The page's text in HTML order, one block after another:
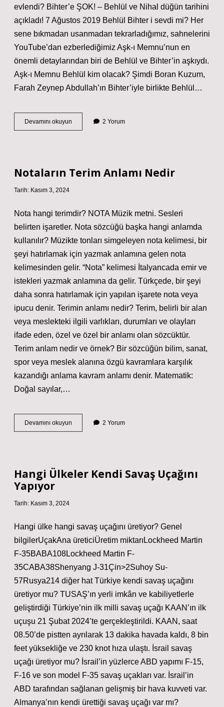
evlendi? Bihter’e ŞOK! – Behlül ve Nihal düğün tarihini
açıkladı! 7 Ağustos 2019 Behlül Bihter i sevdi mi? Her
sene bıkmadan usanmadan tekrarladığımız, sahnelerini
YouTube’dan ezberlediğimiz Aşk-ı Memnu’nun en
önemli detaylarından biri de Behlül ve Bihter’in aşkıydı.
Aşk-ı Memnu Behlül kim olacak? Şimdi Boran Kuzum,
Farah Zeynep Abdullah’ın Bihter’iyle birlikte Behlül…
Devamını okuyun
Kime
2 Yorum
Notaların Terim Anlamı Nedir
Tarih: Kasım 3, 2024
Nota hangi terimdir? NOTA Müzik metni. Sesleri
belirten işaretler. Nota sözcüğü başka hangi anlamda
kullanılır? Müzikte tonları simgeleyen nota kelimesi, bir
şeyi hatırlamak için yazmak anlamına gelen nota
kelimesinden gelir. “Nota” kelimesi İtalyancada emir ve
istekleri yazmak anlamına da gelir. Türkçede, bir şeyi
daha sonra hatırlamak için yapılan işarete nota veya
ipucu denir. Terimin anlamı nedir? Terim, belirli bir alan
veya meslekteki ilgili varlıkları, durumları ve olayları
ifade eden, özel ve özel bir anlamı olan sözcüktür.
Terim anlam nedir ve örnek? Bir sözcüğün bilim, sanat,
spor veya meslek alanına özgü kavramlara karşılık
kazandığı anlama kavram anlamı denir. Matematik:
Doğal sayılar,…
Devamını okuyun Notaların
Terim
2 Yorum
Hangi Ülkeler Kendi Savaş Uçağını
Yapıyor
Tarih: Kasım 3, 2024
Hangi ülke hangi savaş uçağını üretiyor? Genel
bilgilerUçakAna üreticiÜretim miktarıLockheed Martin
F-35BABA108Lockheed Martin F-
35CABA38Shenyang J-31Çin>2Suhoy Su-
57Rusya214 diğer hat Türkiye kendi savaş uçağını
üretiyor mu? TUSAŞ’ın yerli imkân ve kabiliyetlerle
geliştirdiği Türkiye’nin ilk milli savaş uçağı KAAN’ın ilk
uçuşu 21 Şubat 2024’te gerçekleştirildi. KAAN, saat
08.50’de pistten ayrılarak 13 dakika havada kaldı, 8 bin
feet yüksekliğe ve 230 knot hıza ulaştı. İsrail savaş
uçağı üretiyor mu? İsrail’in yüzlerce ABD yapımı F-15,
F-16 ve son model F-35 savaş uçakları var. İsrail’in
ABD tarafından sağlanan gelişmiş bir hava kuvveti var.
Almanya’nın kendi ürettiği savaş uçağı var mı?